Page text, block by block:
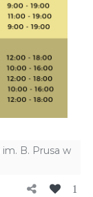
B. Prusa w
1